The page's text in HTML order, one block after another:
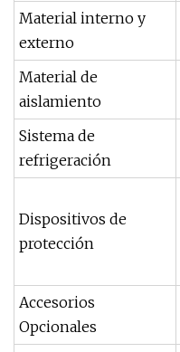
Material interno y
externo
Material de
aislamiento
Sistema de
refrigeración
Dispositivos de
protección
Accesorios
Opcionales